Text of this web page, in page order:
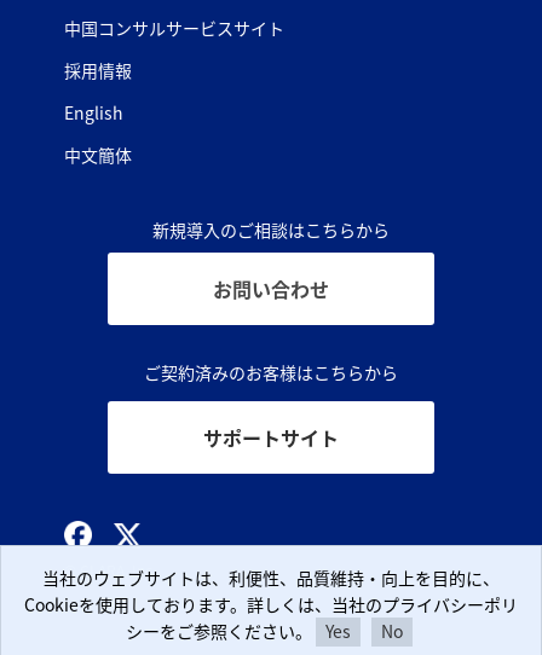
中国コンサルサービスサイト
採用情報
English
中文簡体
新規導入のご相談はこちらから
お問い合わせ
ご契約済みのお客様はこちらから
サポートサイト
© CLARA, Inc.
当社のウェブサイトは、利便性、品質維持・向上を目的に、
Cookieを使用しております。詳しくは、当社のプライバシーポリ
シーをご参照ください。
Yes No
当社のウェブサイトは、利便性、品質維持・向上を目的に、
Cookieを使用しております。詳しくは、当社のプライバシーポリ
シーをご参照ください。
Yes No